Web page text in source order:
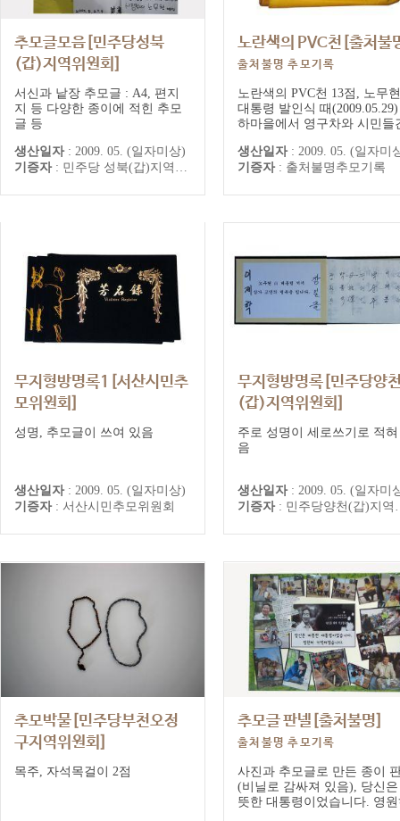
추모글모음[민주당성북
(갑)지역위원회]
민주당성북(갑)지역위원회 추모
기록
서신과 낱장 추모글 : A4, 편지
지 등 다양한 종이에 적힌 추모
글 등
생산일자 : 2009. 05. (일자미상)
기증자 : 민주당 성북(갑)지역위원회
노란색의 PVC천[출처불
출처불명 추모기록
노란색의 PVC천 13점, 노무현
대통령 발인식 때
하마을에서 영구차와 시민들
정.
생산일자 : 2009. 05. (일자미
기증자 : 출처불명추모기록
무지형방명록1[서산시민추
모위원회]
서산시민추모위원회 추모기록
성명, 추모글이 쓰여 있음
생산일자 : 2009. 05. (일자미상)
기증자 : 서산시민추모위원회
무지형방명록[민주당양
(갑)지역위원회]
민주당양천(갑)지역위원회 추
기록
주로 성명이 세로쓰기로 적
음
생산일자 : 2009. 05. (일자미
기증자 : 민주당양천(갑)지역위원회
추모박물[민주당부천오정
구지역위원회]
민주당부천오정구 지역위원회 추
목주, 자석목걸이 2점
추모글 판넬[출처불명]
출처불명 추모기록
사진과 추모글로 만든 종이
(비닐로 감싸져 있음), 당신
뜻한 대통령이었습니다. 영